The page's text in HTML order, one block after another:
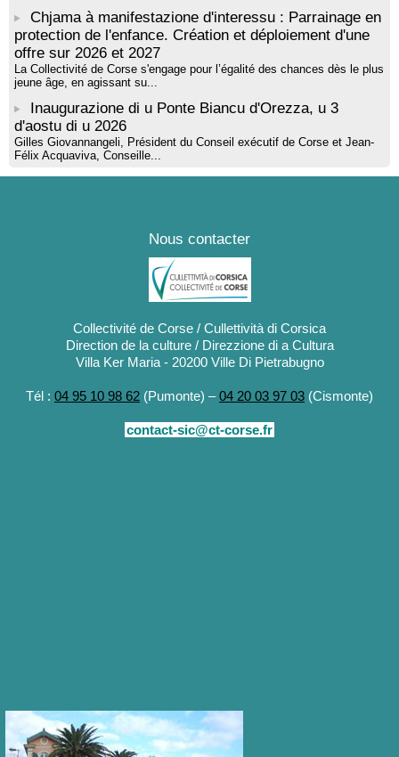
Chjama à manifestazione d'interessu : Parrainage en
protection de l'enfance. Création et déploiement d'une
offre sur 2026 et 2027
La Collectivité de Corse s'engage pour l’égalité des chances dès le plus
jeune âge, en agissant su...
Inaugurazione di u Ponte Biancu d'Orezza, u 3
d'aostu di u 2026
Gilles Giovannangeli, Président du Conseil exécutif de Corse et Jean-
Félix Acquaviva, Conseille...
Nous contacter
Collectivité de Corse / Cullettività di Corsica
Direction de la culture / Direzzione di a Cultura
Villa Ker Maria - 20200 Ville Di Pietrabugno
Tél : 04 95 10 98 62 (Pumonte) –04 20 03 97 03 (Cismonte)
contact-sic@ct-corse.fr